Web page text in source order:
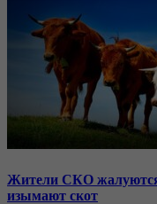
Жители СКО
изымают скот